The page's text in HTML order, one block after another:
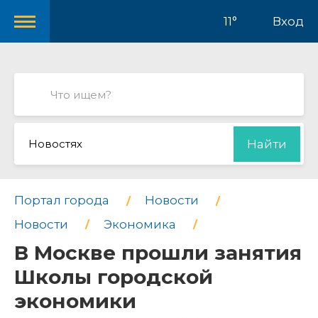
11° Вход
Новостях Найти
Портал города
Новости
Новости
Экономика
В Москве прошли занятия
Школы городской
экономики